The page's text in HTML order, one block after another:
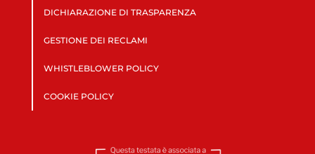
DICHIARAZIONE DI TRASPARENZA
GESTIONE DEI RECLAMI
WHISTLEBLOWER POLICY
COOKIE POLICY